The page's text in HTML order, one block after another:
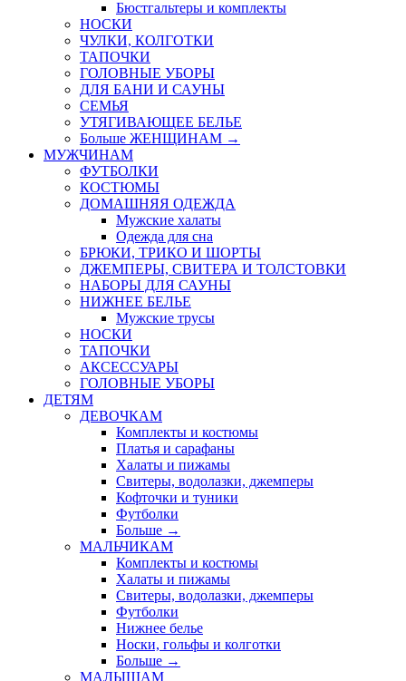
Бюстгальтеры и комплекты
НОСКИ
ЧУЛКИ, КОЛГОТКИ
ТАПОЧКИ
ГОЛОВНЫЕ УБОРЫ
ДЛЯ БАНИ И САУНЫ
СЕМЬЯ
УТЯГИВАЮЩЕЕ БЕЛЬЕ
Больше ЖЕНЩИНАМ →
МУЖЧИНАМ
ФУТБОЛКИ
КОСТЮМЫ
ДОМАШНЯЯ ОДЕЖДА
Мужские халаты
Одежда для сна
БРЮКИ, ТРИКО И ШОРТЫ
ДЖЕМПЕРЫ, СВИТЕРА И ТОЛСТОВКИ
НАБОРЫ ДЛЯ САУНЫ
НИЖНЕЕ БЕЛЬЕ
Мужские трусы
НОСКИ
ТАПОЧКИ
АКСЕССУАРЫ
ГОЛОВНЫЕ УБОРЫ
ДЕТЯМ
ДЕВОЧКАМ
Комплекты и костюмы
Платья и сарафаны
Халаты и пижамы
Свитеры, водолазки, джемперы
Кофточки и туники
Футболки
Больше →
МАЛЬЧИКАМ
Комплекты и костюмы
Халаты и пижамы
Свитеры, водолазки, джемперы
Футболки
Нижнее белье
Носки, гольфы и колготки
Больше →
МАЛЫШАМ